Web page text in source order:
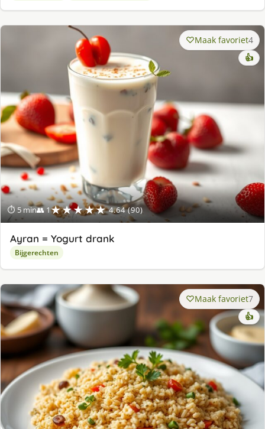
⏱ 5 min👥 1★★★★★ 4.64 (90)
Maak favoriet4
👍
Ayran = Yogurt drank
Bijgerechten
Maak favoriet7
👍